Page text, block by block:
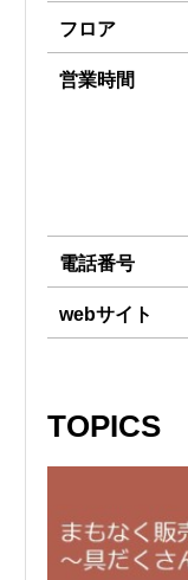
フロア
営業時間
電話番号
webサイト
TOPICS